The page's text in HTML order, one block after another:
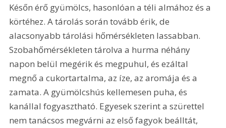
Későn érő gyümölcs, hasonlóan a téli almához és a
körtéhez. A tárolás során tovább érik, de
alacsonyabb tárolási hőmérsékleten lassabban.
Szobahőmérsékleten tárolva a hurma néhány
napon belül megérik és megpuhul, és ezáltal
megnő a cukortartalma, az íze, az aromája és a
zamata. A gyümölcshús kellemesen puha, és
kanállal fogyasztható. Egyesek szerint a szürettel
nem tanácsos megvárni az első fagyok beálltát,